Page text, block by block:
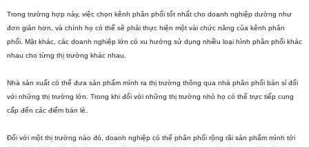
Trong trường hợp này, việc chọn kênh phân phối tốt nhất cho doanh nghiệp dường như
đơn giản hơn, và chính họ có thể sẽ phải thực hiện một vài chức năng của kênh phân
phối. Mặt khác, các doanh nghiệp lớn có xu hướng sử dụng nhiều loại hình phân phối khác
nhau cho từng thị trường khác nhau.
Nhà sản xuất có thể đưa sản phẩm mình ra thị trường thông qua nhà phân phối bán sỉ đối
với những thị trường lớn. Trong khi đối với những thị trường nhỏ họ có thể trực tiếp cung
cấp đến các điểm bán lẻ.
Đối với một thị trường nào đó, doanh nghiệp có thể phân phối rộng rãi sản phẩm mình tới